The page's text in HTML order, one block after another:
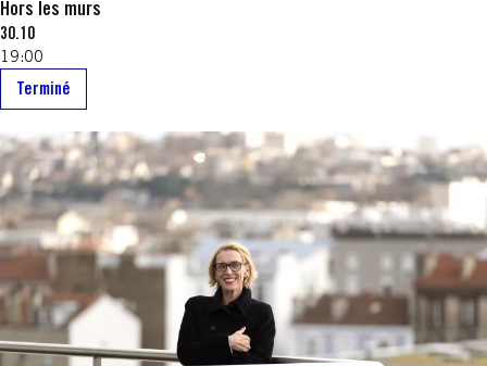
Hors les murs
30.10
19:00
Terminé